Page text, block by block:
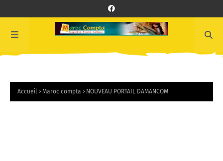
Accueil Maroc compta NOUVEAU PORTAIL DAMANCOM